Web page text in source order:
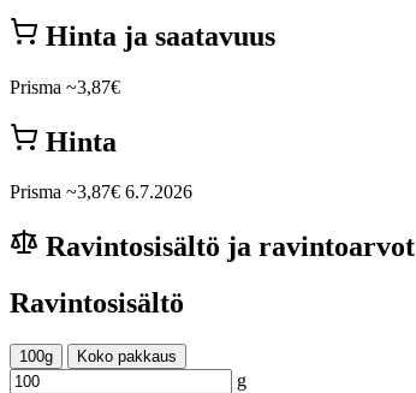
Hinta ja saatavuus
Prisma ~3,87€
Hinta
Prisma ~3,87€ 6.7.2026
Ravintosisältö ja ravintoarvot
Ravintosisältö
100g Koko pakkaus
g